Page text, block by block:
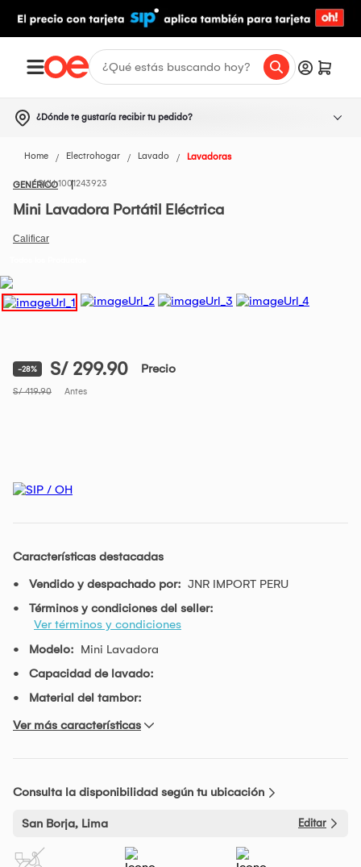
¿Dónde te gustaría recibir tu pedido?
Home Electrohogar Lavado Lavadoras
GENÉRICO1001243923
Mini Lavadora Portátil Eléctrica
-28% S/ 299.90 Precio
S/ 419.90 Antes
Características destacadas
Vendido y despachado por: JNR IMPORT PERU
Términos y condiciones del seller:
Ver términos y condiciones
Modelo: Mini Lavadora
Capacidad de lavado:
Material del tambor:
Ver más características
Consulta la disponibilidad según tu ubicación
San Borja, Lima Editar